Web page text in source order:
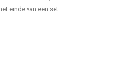
einde van een set....